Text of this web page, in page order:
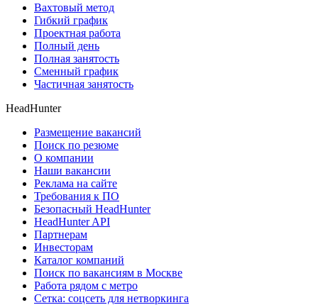
Вахтовый метод
Гибкий график
Проектная работа
Полный день
Полная занятость
Сменный график
Частичная занятость
HeadHunter
Размещение вакансий
Поиск по резюме
О компании
Наши вакансии
Реклама на сайте
Требования к ПО
Безопасный HeadHunter
HeadHunter API
Партнерам
Инвесторам
Каталог компаний
Поиск по вакансиям в Москве
Работа рядом с метро
Сетка: соцсеть для нетворкинга